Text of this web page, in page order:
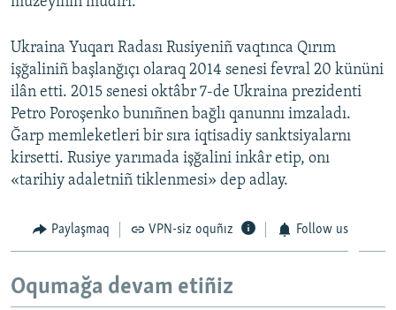
Ukraina Yuqarı Radası Rusiyeniñ vaqtınca Qırım
işğaliniñ başlanğıçı olaraq 2014 senesi fevral 20 kününi
ilân etti. 2015 senesi oktâbr 7-de Ukraina prezidenti
Petro Poroşenko bunıñnen bağlı qanunnı imzaladı.
Ğarp memleketleri bir sıra iqtisadiy sanktsiyalarnı
kirsetti. Rusiye yarımada işğalini inkâr etip, onı
«tarihiy adaletniñ tiklenmesi» dep adlay.
Paylaşmaq VPN-siz oquñız Follow us
Oqumağa devam etiñiz